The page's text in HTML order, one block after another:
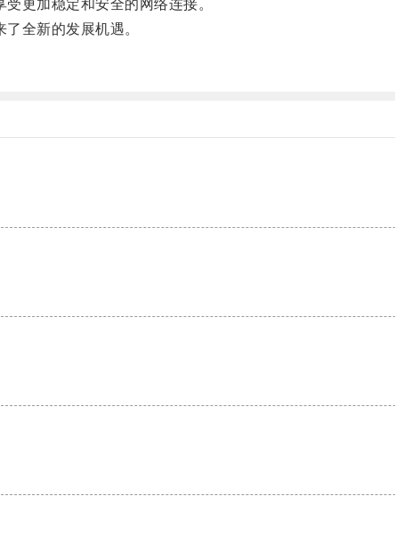
更加稳定和安全的网络连接。
全新的发展机遇。